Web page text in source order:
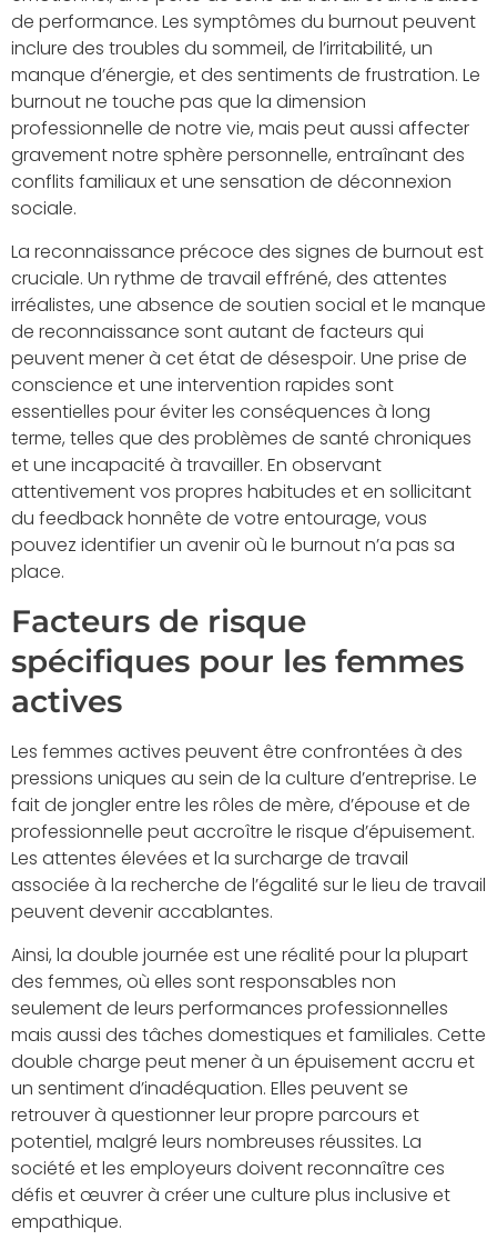
de performance. Les symptômes du burnout peuvent
inclure des troubles du sommeil, de l’irritabilité, un
manque d’énergie, et des sentiments de frustration. Le
burnout ne touche pas que la dimension
professionnelle de notre vie, mais peut aussi affecter
gravement notre sphère personnelle, entraînant des
conflits familiaux et une sensation de déconnexion
sociale.
La reconnaissance précoce des signes de burnout est
cruciale. Un rythme de travail effréné, des attentes
irréalistes, une absence de soutien social et le manque
de reconnaissance sont autant de facteurs qui
peuvent mener à cet état de désespoir. Une prise de
conscience et une intervention rapides sont
essentielles pour éviter les conséquences à long
terme, telles que des problèmes de santé chroniques
et une incapacité à travailler. En observant
attentivement vos propres habitudes et en sollicitant
du feedback honnête de votre entourage, vous
pouvez identifier un avenir où le burnout n’a pas sa
place.
Facteurs de risque
spécifiques pour les femmes
actives
Les femmes actives peuvent être confrontées à des
pressions uniques au sein de la culture d’entreprise. Le
fait de jongler entre les rôles de mère, d’épouse et de
professionnelle peut accroître le risque d’épuisement.
Les attentes élevées et la surcharge de travail
associée à la recherche de l’égalité sur le lieu de travail
peuvent devenir accablantes.
Ainsi, la double journée est une réalité pour la plupart
des femmes, où elles sont responsables non
seulement de leurs performances professionnelles
mais aussi des tâches domestiques et familiales. Cette
double charge peut mener à un épuisement accru et
un sentiment d’inadéquation. Elles peuvent se
retrouver à questionner leur propre parcours et
potentiel, malgré leurs nombreuses réussites. La
société et les employeurs doivent reconnaître ces
défis et œuvrer à créer une culture plus inclusive et
empathique.